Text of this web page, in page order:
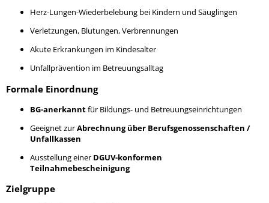
Herz-Lungen-Wiederbelebung bei Kindern und Säuglingen
Verletzungen, Blutungen, Verbrennungen
Akute Erkrankungen im Kindesalter
Unfallprävention im Betreuungsalltag
Formale Einordnung
BG-anerkanntfür Bildungs- und Betreuungseinrichtungen
Geeignet zurAbrechnung über Berufsgenossenschaften /
Unfallkassen
Ausstellung einer DGUV-konformen
Teilnahmebescheinigung
Zielgruppe